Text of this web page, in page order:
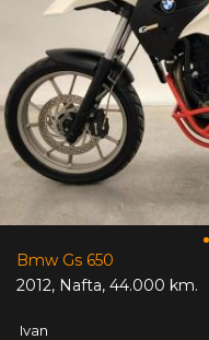
Bmw Gs 650
2012, Nafta, 44.000 km.
Ivan